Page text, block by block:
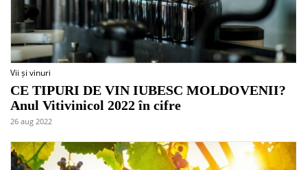
Vii și vinuri
CE TIPURI DE VIN IUBESC MOLDOVENII?
Anul Vitivinicol 2022 în cifre
26 aug 2022